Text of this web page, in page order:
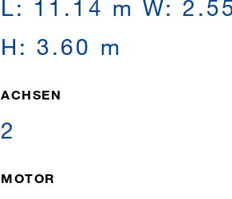
L: 11.14 m W:
H: 3.60 m
ACHSEN
2
MOTOR